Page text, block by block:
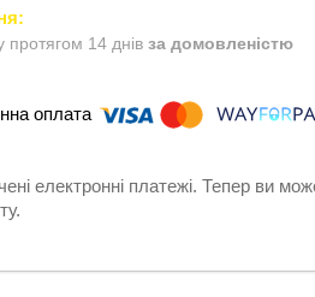
протягом 14 днів за домовленістю
електронні платежі. Тепер ви